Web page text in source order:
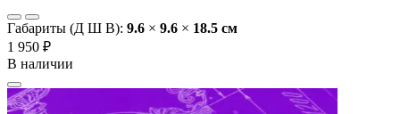
Габариты (Д Ш В): 9.6 × 9.6 × 18.5 cм
1 950 ₽
В наличии